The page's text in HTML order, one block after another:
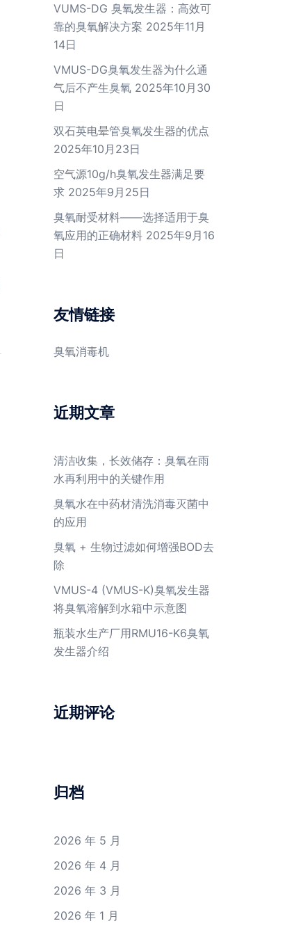
VUMS-DG 臭氧发生器：高效可
靠的臭氧解决方案 2025年11月
14日
VMUS-DG臭氧发生器为什么通
气后不产生臭氧 2025年10月30
日
双石英电晕管臭氧发生器的优点
2025年10月23日
空气源10g/h臭氧发生器满足要
求 2025年9月25日
臭氧耐受材料——选择适用于臭
氧应用的正确材料 2025年9月16
日
友情链接
臭氧消毒机
近期文章
清洁收集，长效储存：臭氧在雨
水再利用中的关键作用
臭氧水在中药材清洗消毒灭菌中
的应用
臭氧 + 生物过滤如何增强BOD去
除
VMUS-4 (VMUS-K)臭氧发生器
将臭氧溶解到水箱中示意图
瓶装水生产厂用RMU16-K6臭氧
发生器介绍
近期评论
归档
2026 年 5 月
2026 年 4 月
2026 年 3 月
2026 年 1 月